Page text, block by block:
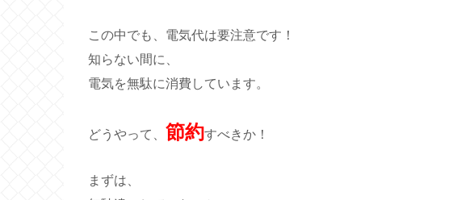
この中でも、電気代は要注意です！
知らない間に、
電気を無駄に消費しています。
どうやって、 節約すべきか！
まずは、